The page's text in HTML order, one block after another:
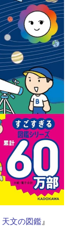
文の図鑑 』